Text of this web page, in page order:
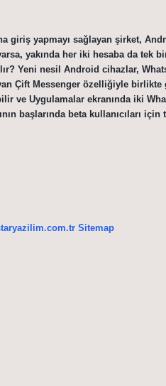
giriş yapmayı sağlayan şirket,
yakında her iki hesaba da tek
Yeni nesil Android cihazlar,
Çift Messenger özelliğiyle birlikte
ve Uygulamalar ekranında iki
başlarında beta kullanıcıları
Sitemap